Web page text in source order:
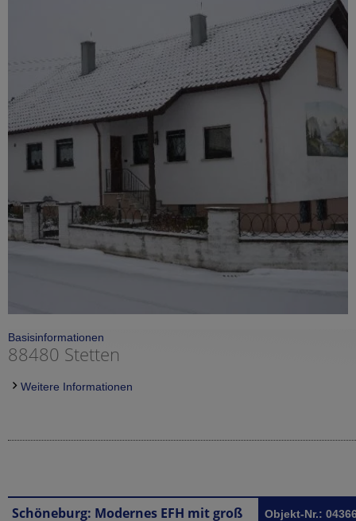
Basisinformationen
88480 Stetten
Weitere Informationen
Objekt-Nr.: